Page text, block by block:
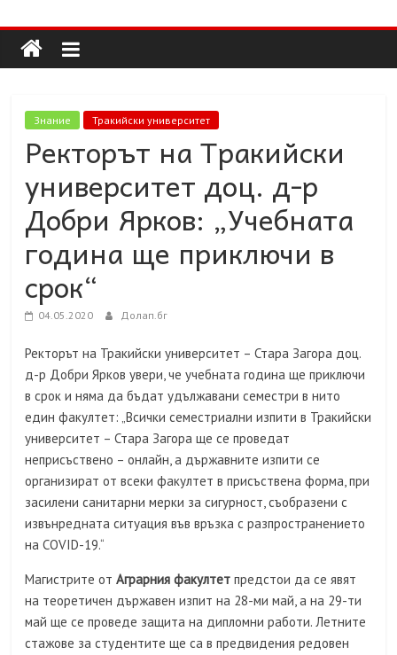
to
content
Долап
БГ
култура|
пътешествия|
мода|
събития|
кухня|
реклама|
минало|
Знание Тракийски университет
Ректорът на Тракийски
университет доц. д-р
Добри Ярков: „Учебната
година ще приключи в
срок“
04.05.2020 Долап.бг
Ректорът на Тракийски университет – Стара Загора доц.
д-р Добри Ярков увери, че учебната година ще приключи
в срок и няма да бъдат удължавани семестри в нито
един факултет: „Всички семестриални изпити в Тракийски
университет – Стара Загора ще се проведат
неприсъствено – онлайн, а държавните изпити се
организират от всеки факултет в присъствена форма, при
засилени санитарни мерки за сигурност, съобразени с
извънредната ситуация във връзка с разпространението
на COVID-19.“
Магистрите отАграрния факултет предстои да се явят
на теоретичен държавен изпит на 28-ми май, а на 29-ти
май ще се проведе защита на дипломни работи. Летните
стажове за студентите ще са в предвидения редовен